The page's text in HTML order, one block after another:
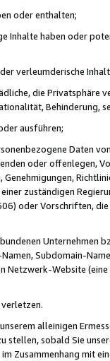
oder enthalten;
Inhalte haben oder
verleumderische
die Privatsphäre
Behinderung,
ausführen;
Daten
oder offenlegen,
Genehmigungen,
zuständigen
oder Vorschriften,
Unternehmen
Subdomain-
Website
alleinigen
stellen, sobald Sie
Zusammenhang mit